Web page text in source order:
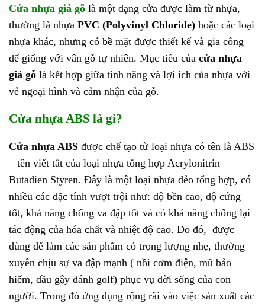
Cửa nhựa giả gỗ là một dạng cửa được làm từ nhựa,
thường là nhựa PVC (Polyvinyl Chloride) hoặc các loại
nhựa khác, nhưng có bề mặt được thiết kế và gia công
để giống với vân gỗ tự nhiên. Mục tiêu của cửa nhựa
giả gỗ là kết hợp giữa tính năng và lợi ích của nhựa với
vẻ ngoại hình và cảm nhận của gỗ.
Cửa nhựa ABS là gì?
Cửa nhựa ABS được chế tạo từ loại nhựa có tên là ABS
– tên viết tắt của loại nhựa tổng hợp Acrylonitrin
Butadien Styren. Đây là một loại nhựa dẻo tổng hợp, có
nhiều các đặc tính vượt trội như: độ bền cao, độ cứng
tốt, khả năng chống va đập tốt và có khả năng chống lại
tác động của hóa chất và nhiệt độ cao. Do đó, được
dùng để làm các sản phẩm có trọng lượng nhẹ, thường
xuyên chịu sự va đập mạnh ( nồi cơm điện, mũ bảo
hiểm, đầu gậy đánh golf) phục vụ đời sống của con
người. Trong đó ứng dụng rộng rãi vào việc sản xuất các